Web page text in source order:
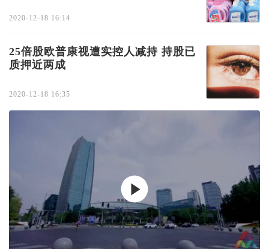
2020-12-18 16:14
25倍股欧普康视遭实控人减持 持股已
质押近两成
2020-12-18 16:35